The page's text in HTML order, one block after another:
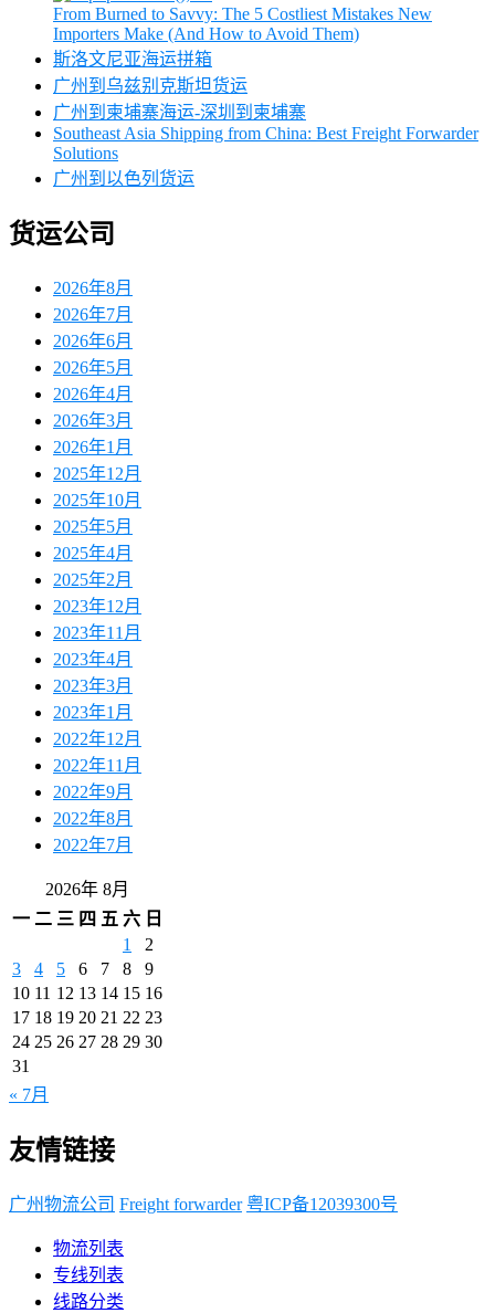
From Burned to Savvy: The 5 Costliest Mistakes New
Importers Make (And How to Avoid Them)
斯洛文尼亚海运拼箱
广州到乌兹别克斯坦货运
广州到柬埔寨海运-深圳到柬埔寨
Southeast Asia Shipping from China: Best Freight Forwarder
Solutions
广州到以色列货运
货运公司
2026年8月
2026年7月
2026年6月
2026年5月
2026年4月
2026年3月
2026年1月
2025年12月
2025年10月
2025年5月
2025年4月
2025年2月
2023年12月
2023年11月
2023年4月
2023年3月
2023年1月
2022年12月
2022年11月
2022年9月
2022年8月
2022年7月
2026年 8月
一 二 三 四 五 六 日
1
2
3
4 5 6 7 8
9
10 11 12 13 14 15 16
17 18 19 20 21 22 23
24 25 26 27 28 29 30
31
« 7月
友情链接
广州物流公司 Freight forwarder 粤ICP备12039300号
物流列表
专线列表
线路分类